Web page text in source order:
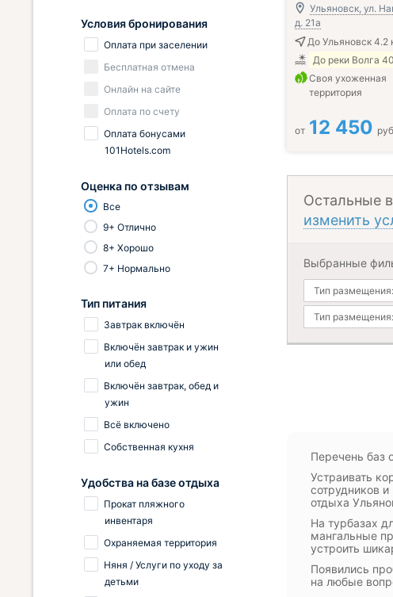
Ульяновск, ул.
д. 21а
До Ульяновск 4.2
До реки Волга
Своя ухоженная
территория
от 12 450
Остальные
изменить
Выбранные
Тип размещения:
Тип размещения:
Перечень баз
Устраивать
сотрудников
отдыха
На турбазах
мангальные
устроить
Появились
на любые
Условия бронирования
Оплата при заселении
Бесплатная отмена
Онлайн на сайте
Оплата по счету
Оплата бонусами
101Hotels.com
Оценка по отзывам
Все
9+ Отлично
8+ Хорошо
7+ Нормально
Тип питания
Завтрак включён
Включён завтрак и ужин
или обед
Включён завтрак, обед и
ужин
Всё включено
Собственная кухня
Удобства на базе отдыха
Прокат пляжного
инвентаря
Охраняемая территория
Няня / Услуги по уходу за
детьми